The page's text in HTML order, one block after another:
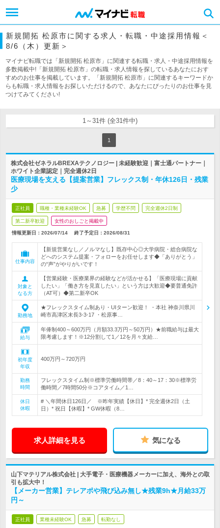
新規開拓 松原市に関する求人・転職・中途採用情報＜
8/6（木）更新＞
マイナビ転職では「新規開拓 松原市」に関連する転職・求人・中途採用情報を
多数掲載中!「新規開拓 松原市」の転職・求人情報を探しているあなたにおす
すめのお仕事を掲載しています。「新規開拓 松原市」に関連するキーワードか
らも転職・求人情報をお探しいただけるので、あなたにぴったりのお仕事を見
つけてみてください!
1～31件 (全31件中)
1
株式会社ゼネラルBREXAテクノロジー | 未経験歓迎｜富士通パートナー｜
ホワイト企業認定｜完全週休2日
医療現場を支える【提案営業】フレックス制・年休126日・残業
少
正社員 職種・業種未経験OK 急募 学歴不問 完全週休2日制
第二新卒歓迎 女性のおしごと掲載中
情報更新日：2026/07/14 終了予定日： 2026/08/31
仕事内容
【新規営業なし／ノルマなし】既存中心◎大学病院・総合病院な
どへのシステム提案・フォローをお任せします◆「ありがとう」
の“声”がやりがいです！
対象と
なる方
【営業経験・医療業界の経験などが活かせる】「医療現場に貢献
したい」「働き方を見直したい」という方は大歓迎◆要普通免許
（AT可）◆第二新卒OK
勤務地
★フレックスタイム制あり・UIターン歓迎！ ・本社 神奈川県川
崎市高津区末長3-3-17 ・松原事…
給与
年俸制400～600万円（月額33.3万円～50万円）★前職給与は最大
限考慮します！※12分割して1／12を月々支給…
初年度
年収
400万円～720万円
勤務
時間
フレックスタイム制※標準労働時間帯／8：40～17：30※標準労
働時間／7時間50分※コアタイム／1…
休日
休暇
# ＼年間休日126日／ ※昨年実績【休日】* 完全週休2日（土
日）* 祝日【休暇】* GW休暇（8…
求人詳細を見る 気になる
山下マテリアル株式会社 | 大手電子・医療機器メーカーに加え、海外との取
引も拡大中！
【メーカー営業】テレアポや飛び込み無し★残業9h★月給33万
円～
正社員 業種未経験OK 急募 転勤なし